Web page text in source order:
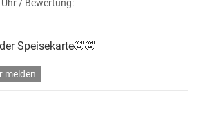
/ Bewertung:
Speisekarte🤣🤣
melden